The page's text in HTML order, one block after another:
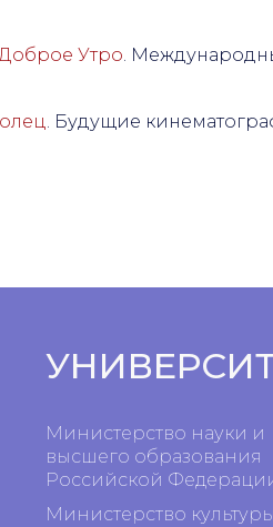
Утро.
. Будущие
Министерство науки и
высшего образования
Российской
Министерство культуры